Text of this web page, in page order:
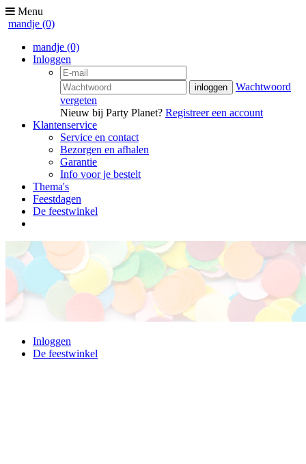
Menu
mandje (0)
mandje (0)
Inloggen
Wachtwoord
vergeten
Nieuw bij Party Planet? Registreer een account
Klantenservice
Service en contact
Bezorgen en afhalen
Garantie
Info voor je bestelt
Thema's
Feestdagen
De feestwinkel
Inloggen
De feestwinkel